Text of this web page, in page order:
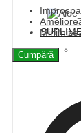
Cumpără